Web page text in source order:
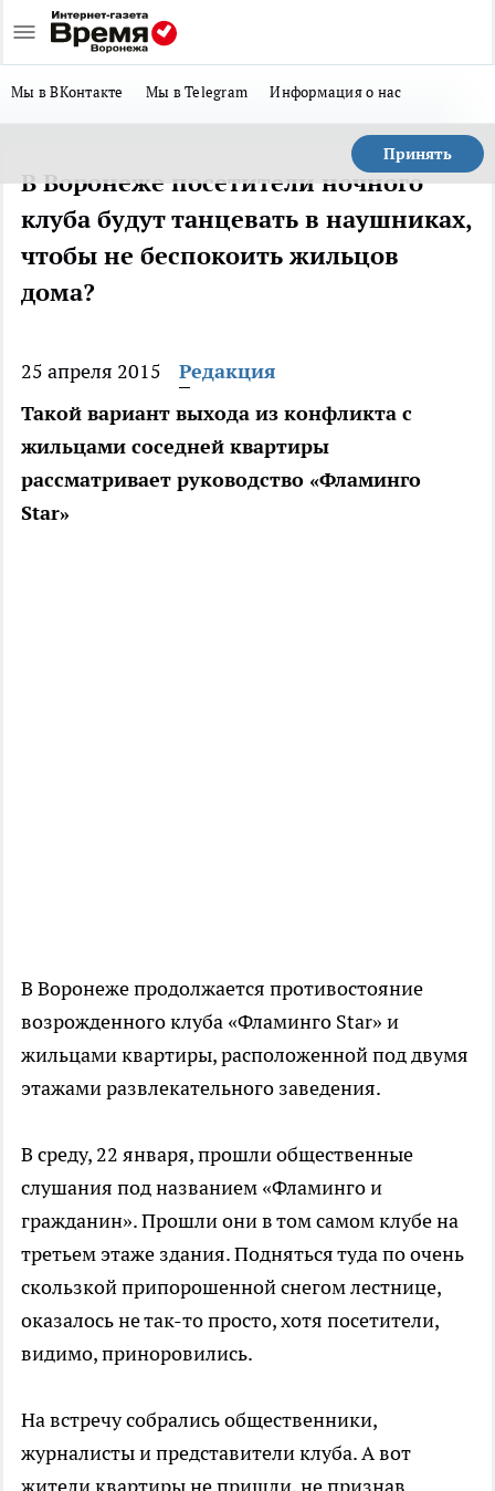
Мы в ВКонтакте Мы в Telegram Информация о нас
Принять
В Воронеже посетители ночного
клуба будут танцевать в наушниках,
чтобы не беспокоить жильцов
дома?
25 апреля 2015
Редакция
Такой вариант выхода из конфликта с
жильцами соседней квартиры
рассматривает руководство «Фламинго
Star»
В Воронеже продолжается противостояние
возрожденного клуба «Фламинго Star» и
жильцами квартиры, расположенной под двумя
этажами развлекательного заведения.
В среду, 22 января, прошли общественные
слушания под названием «Фламинго и
гражданин». Прошли они в том самом клубе на
третьем этаже здания. Подняться туда по очень
скользкой припорошенной снегом лестнице,
оказалось не так-то просто, хотя посетители,
видимо, приноровились.
На встречу собрались общественники,
журналисты и представители клуба. А вот